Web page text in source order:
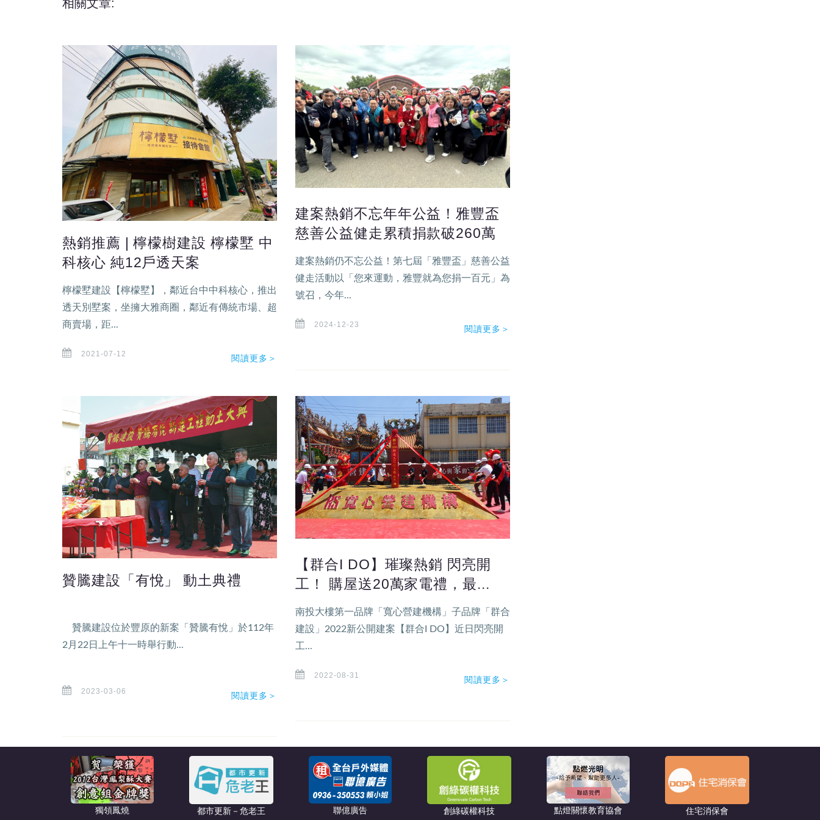
相關文章:
熱銷推薦 | 檸檬樹建設 檸檬墅 中
科核心 純12戶透天案
檸檬墅建設【檸檬墅】，鄰近台中中科核心，推出
透天別墅案，坐擁大雅商圈，鄰近有傳統市場、超
商賣場，距...
2021-07-12 閱讀更多＞
建案熱銷不忘年年公益！雅豐盃
慈善公益健走累積捐款破260萬
建案熱銷仍不忘公益！第七屆「雅豐盃」慈善公益
健走活動以「您來運動，雅豐就為您捐一百元」為
號召，今年...
2024-12-23 閱讀更多＞
贊騰建設「有悅」 動土典禮
贊騰建設位於豐原的新案「贊騰有悅」於112年
2月22日上午十一時舉行動...
2023-03-06 閱讀更多＞
【群合I DO】璀璨熱銷 閃亮開
工！ 購屋送20萬家電禮，最...
南投大樓第一品牌「寬心營建機構」子品牌「群合
建設」2022新公開建案【群合I DO】近日閃亮開
工...
2022-08-31 閱讀更多＞
獨領鳳燒 都市更新－危老王 聯億廣告 創綠碳權科技 點燈關懷教育協會 住宅消保會